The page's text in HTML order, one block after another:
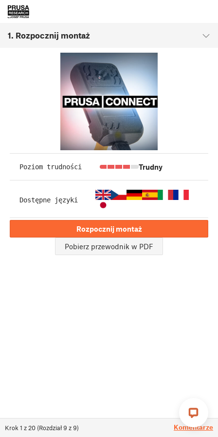
1. Rozpocznij montaż
Krok 1 z 20 (Rozdział9 z9) Komentarze
Poziom trudności Trudny
Dostępne języki
Rozpocznij montaż
Pobierz przewodnik w PDF